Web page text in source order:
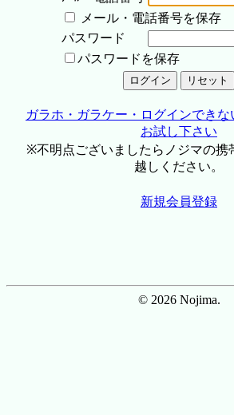
メール・電話番号を保存
パスワード
パスワードを保存
ガラホ・ガラケー・ログインできな
お試し下さい
※不明点ございましたらノジマの携
越しください。
新規会員登録
© 2026 Nojima.